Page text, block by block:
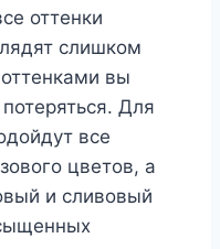
оттенки
слишком
вы
Для
все
цветов, а
и сливовый